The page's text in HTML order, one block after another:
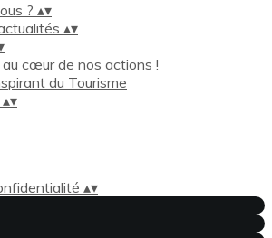
? ▴▾
▴▾
cœur de nos actions !
du Tourisme
▴▾
▴▾